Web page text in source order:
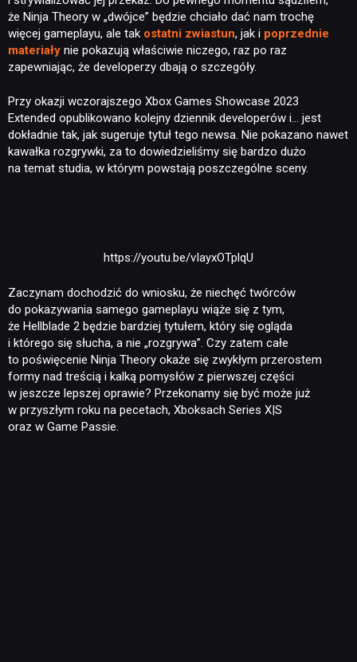
NEWSY
RECENZJE
PUBLICYSTYKA
że Ninja Theory w „dwójce” będzie chciało dać nam trochę
więcej gameplayu, ale tak ostatni zwiastun, jak i poprzednie
materiały nie pokazują właściwie niczego, raz po raz
zapewniając, że developerzy dbają o szczegóły.
Przy okazji wczorajszego Xbox Games Showcase 2023
Extended opublikowano kolejny dziennik developerów i… jest
dokładnie tak, jak sugeruje tytuł tego newsa. Nie pokazano nawet
kawałka rozgrywki, za to dowiedzieliśmy się bardzo dużo
na temat studia, w którym powstają poszczególne sceny.
https://youtu.be/vIayxOTplqU
Zaczynam dochodzić do wniosku, że niechęć twórców
do pokazywania samego gameplayu wiąże się z tym,
że Hellblade 2 będzie bardziej tytułem, który się ogląda
i którego się słucha, a nie „rozgrywa”. Czy zatem całe
to poświęcenie Ninja Theory okaże się zwykłym przerostem
formy nad treścią i kalką pomysłów z pierwszej części
w jeszcze lepszej oprawie? Przekonamy się być może już
w przyszłym roku na pecetach, Xboksach Series X|S
oraz w Game Passie.